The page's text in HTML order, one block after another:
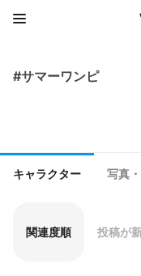
#サマーワンピ
キャラクター 写真
関連度順 投稿が